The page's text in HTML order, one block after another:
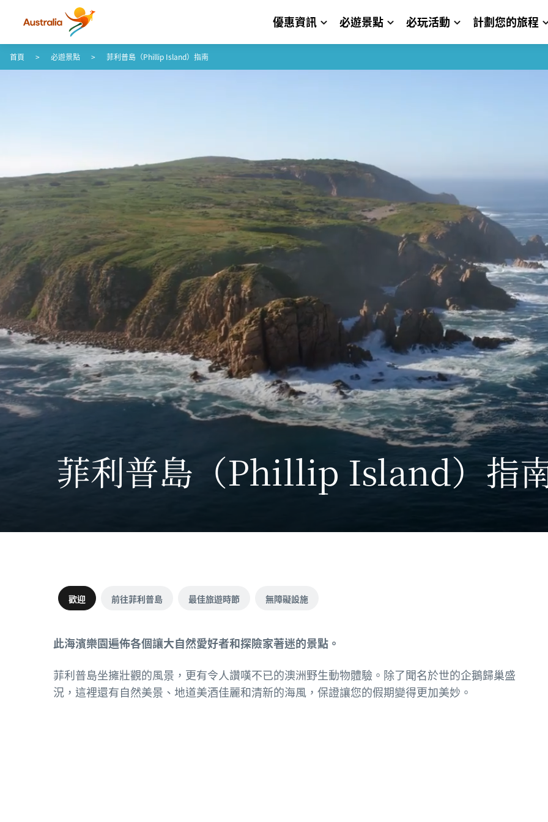
跳至內容
跳至頁尾導覽
優惠資訊 必遊景點 必玩活動 計劃您的旅程
首頁 必遊景點 菲利普島（Phillip Island）指南
菲利普島 （Phillip Island）指
歡迎 前往菲利普島 最佳旅遊時節 無障礙設施
此海濱樂園遍佈各個讓大自然愛好者和探險家著迷的景點。
菲利普島坐擁壯觀的風景，更有令人讚嘆不已的澳洲野生動物體驗。除了聞名於世的企鵝歸巢盛
況，這裡還有自然美景、地道美酒佳麗和清新的海風，保證讓您的假期變得更加美妙。